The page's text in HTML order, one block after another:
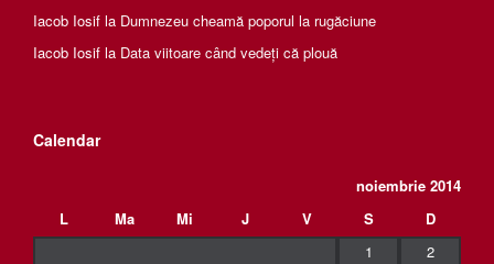
Iacob Iosif la Dumnezeu cheamă poporul la rugăciune
Iacob Iosif la Data viitoare când vedeți că plouă
Calendar
noiembrie 2014
L
Ma Mi J V S
D
1
2